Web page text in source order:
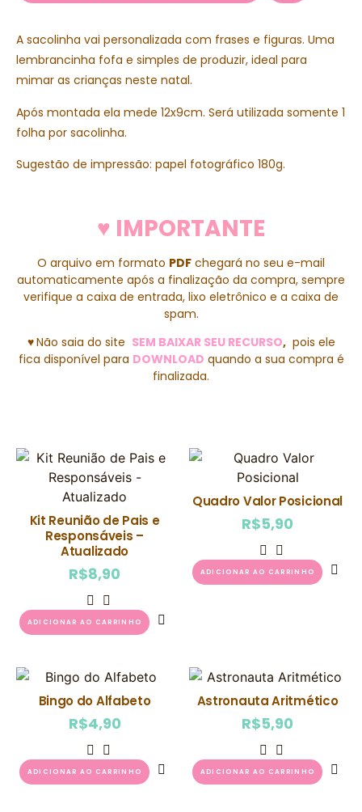
A sacolinha vai personalizada com frases e figuras. Uma
lembrancinha fofa e simples de produzir, ideal para
mimar as crianças neste natal.
Após montada ela mede 12x9cm. Será utilizada somente 1
folha por sacolinha.
Sugestão de impressão: papel fotográfico 180g.
♥ IMPORTANTE
O arquivo em formato PDF chegará no seu e-mail
automaticamente após a finalização da compra, sempre
verifique a caixa de entrada, lixo eletrônico e a caixa de
spam.
♥Não saia do site SEM BAIXAR SEU RECURSO,pois ele
fica disponível para DOWNLOAD quando a sua compra é
finalizada.
Kit Reunião de Pais e
Responsáveis –
Atualizado
R$8,90
ADICIONAR AO CARRINHO
Quadro Valor Posicional
R$5,90
ADICIONAR AO CARRINHO
Bingo do Alfabeto
R$4,90
ADICIONAR AO CARRINHO
Astronauta Aritmético
R$5,90
ADICIONAR AO CARRINHO